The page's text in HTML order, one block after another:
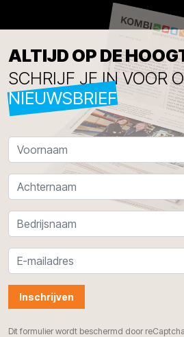
ALTIJD OP DE
SCHRIJF JE IN VOOR
NIEUWSBRIEF
Inschrijven
Dit formulier wordt beschermd door